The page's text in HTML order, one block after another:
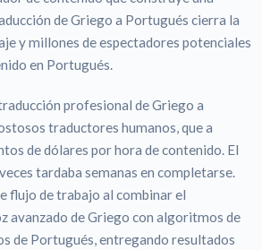
de Griego a Portugués cierra la
y millones de espectadores potenciales
en Portugués.
profesional de Griego a
traductores humanos, que a
de dólares por hora de contenido. El
tardaba semanas en completarse.
flujo de trabajo al combinar el
avanzado de Griego con algoritmos de
de Portugués, entregando resultados